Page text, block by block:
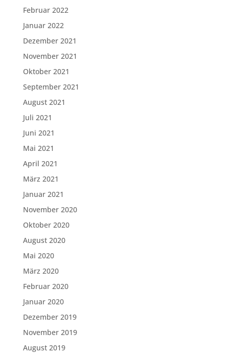
Februar 2022
Januar 2022
Dezember 2021
November 2021
Oktober 2021
September 2021
August 2021
Juli 2021
Juni 2021
Mai 2021
April 2021
März 2021
Januar 2021
November 2020
Oktober 2020
August 2020
Mai 2020
März 2020
Februar 2020
Januar 2020
Dezember 2019
November 2019
August 2019